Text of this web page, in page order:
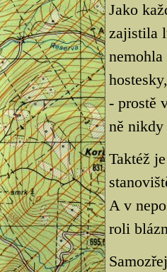
Jako
zajistila
- prostě
ně nikdy
Taktéž
A v
roli